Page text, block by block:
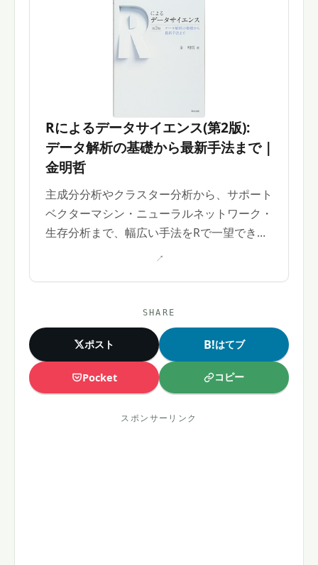
Rによるデータサイエンス(第2版):
データ解析の基礎から最新手法まで |
金明哲
主成分分析やクラスター分析から、サポート
ベクターマシン・ニューラルネットワーク・
生存分析まで、幅広い手法をRで一望でき
SHARE
ポスト B!はてブ
Pocket コピー
スポンサーリンク